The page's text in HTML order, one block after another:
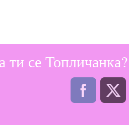
и физичког васпитања и
ти се